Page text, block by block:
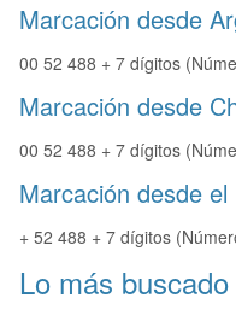
Marcación desde
00 52 488 + 7 dígitos
Marcación desde
00 52 488 + 7 dígitos
Marcación desde
+ 52 488 + 7 dígitos
Lo más buscado